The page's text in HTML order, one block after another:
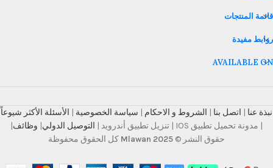
قائمة المنتجات
روابط مفيدة
AVAILABLE ON
نبذة عنا | اتصل بنا | الشروط و الاحكام | سياسة الخصوصية | الأسئلة الأكثر شيوعاً
| مدونة تحميل تطبيق IOS | تنزيل تطبيق أندرويد |
التوصيل الدولي| وظائف|
حقوق النشر © Mlawan 2025 كل الحقوق محفوظة